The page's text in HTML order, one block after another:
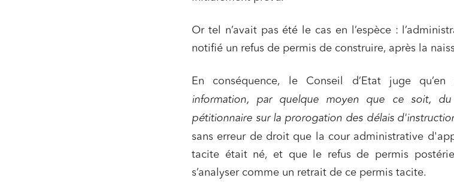
Or tel n’avait pas été le cas en l’espèce :
notifié un refus de permis de construire, après la
En conséquence, le Conseil d’Etat juge qu’en
information, par quelque moyen que ce soit, du
pétitionnaire sur la prorogation des délais
sans erreur de droit que la cour administrative
tacite était né, et que le refus de permis
s’analyser comme un retrait de ce permis tacite.